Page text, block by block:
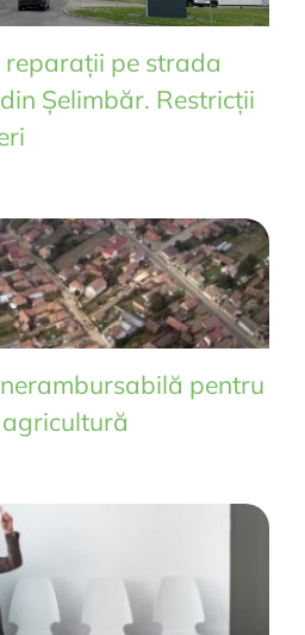
reparații pe strada
Șelimbăr. Restricții
pentru